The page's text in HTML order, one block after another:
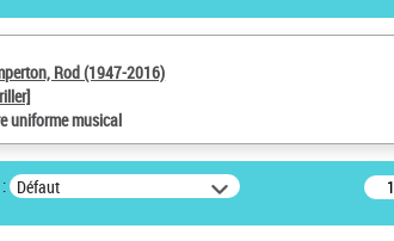
Rod (1947-2016)
uniforme musical
Défaut